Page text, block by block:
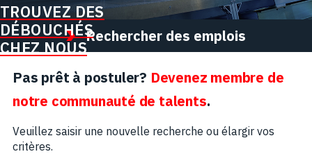
TROUVEZ DES
DÉBOUCHÉS
CHEZ NOUS
Rechercher des emplois
Pas prêt à postuler? Devenez membre de
notre communauté de talents.
Veuillez saisir une nouvelle recherche ou élargir vos
critères.